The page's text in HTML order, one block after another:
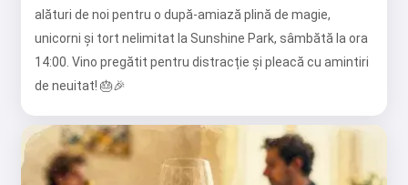
alături de noi pentru o după-amiază plină de magie,
unicorni și tort nelimitat la Sunshine Park, sâmbătă la ora
14:00. Vino pregătit pentru distracție și pleacă cu amintiri
de neuitat! 🎂🎉